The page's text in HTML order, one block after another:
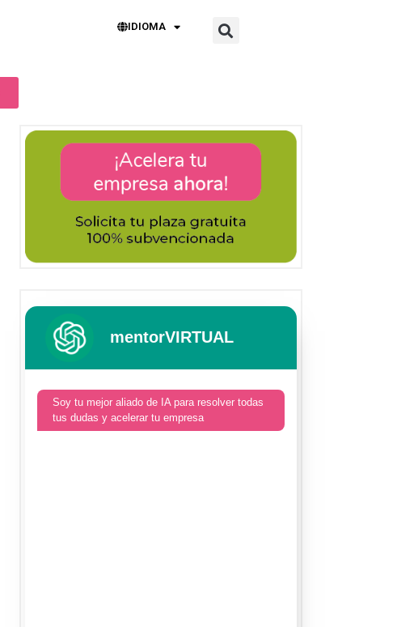
IDIOMA
mentorVIRTUAL
Soy tu mejor aliado de IA para resolver todas
tus dudas y acelerar tu empresa